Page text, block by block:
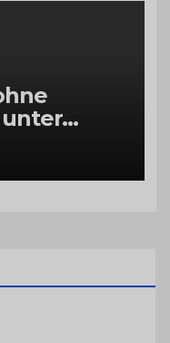
unter